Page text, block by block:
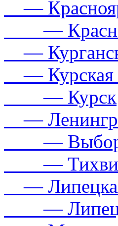
—
—
—
— Курская
— Курск
—
—
—
—
—